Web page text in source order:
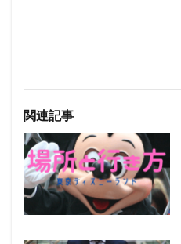
関連記事